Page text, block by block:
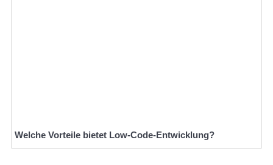
Welche Vorteile bietet Low-Code-Entwicklung?